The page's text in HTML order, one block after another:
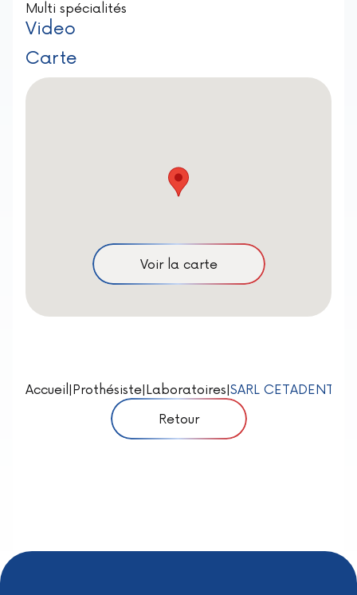
Multi spécialités
Video
Carte
Voir la carte
Accueil Prothésiste Laboratoires SARL CETADENT
Retour